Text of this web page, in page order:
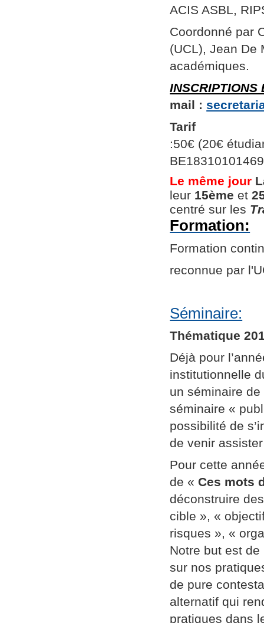
ACIS ASBL,
Coordonné par
(UCL), Jean De
académiques.
INSCRIPTIONS
mail :
Tarif
:50€ (20€
Le même jour
leur 15ème et
centré sur les
Formation:
Formation
reconnue par
Séminaire:
Thématique
Déjà pour
institutionnelle
un séminaire
séminaire «
possibilité de
de venir
Pour cette
de « Ces mots
déconstruire
cible », «
risques », «
Notre but est de
sur nos
de pure
alternatif qui
pratiques dans